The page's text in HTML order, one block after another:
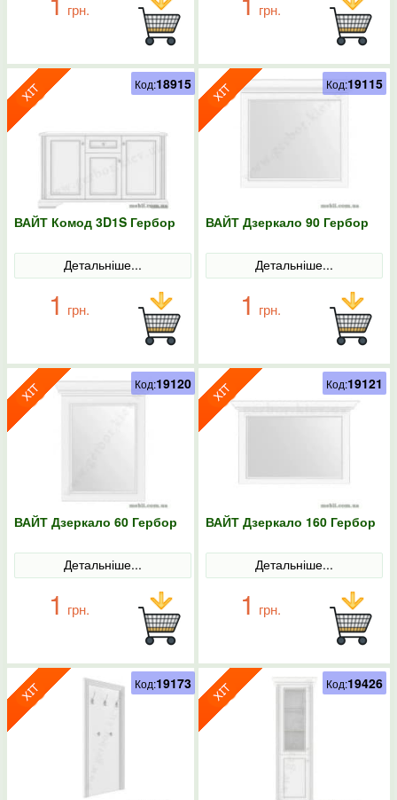
грн. грн.
ВАЙТ Комод 3D1S Гербор
Детальніше...
1 грн.
Код:18915
ВАЙТ Дзеркало 90 Гербор
Детальніше...
1 грн.
Код:19115
ВАЙТ Дзеркало 60 Гербор
Детальніше...
1 грн.
Код:19120
ВАЙТ Дзеркало 160 Гербор
Детальніше...
1 грн.
Код:19121
Код:19173 Код:19426